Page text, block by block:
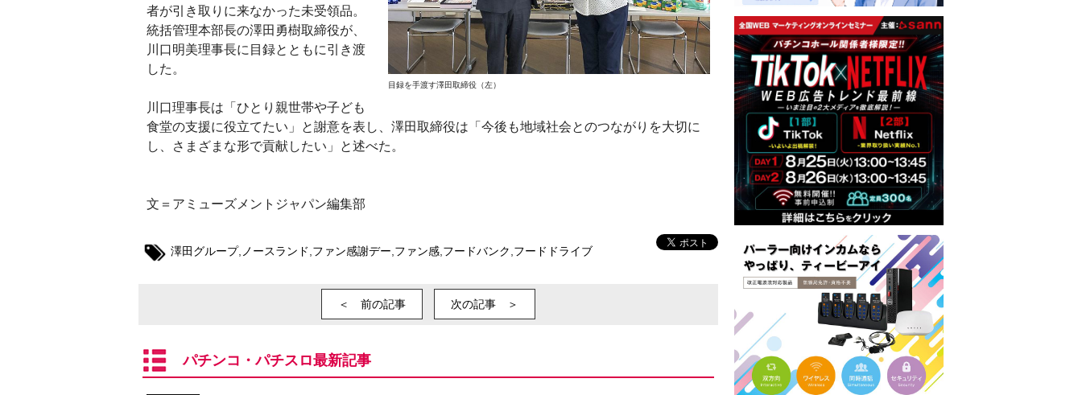
目録を手渡す澤田取締役（左）
者が引き取りに来なかった未受領品。
統括管理本部長の澤田勇樹取締役が、
川口明美理事長に目録とともに引き渡
した。
川口理事長は「ひとり親世帯や子ども
食堂の支援に役立てたい」と謝意を表し、澤田取締役は「今後も地域社会とのつながりを大切に
し、さまざまな形で貢献したい」と述べた。
文＝アミューズメントジャパン編集部
澤田グループ, ノースランド,ファン感謝デー,ファン感,フードバンク,フードドライブ
＜ 前の記事 次の記事 ＞
パチンコ・パチスロ最新記事